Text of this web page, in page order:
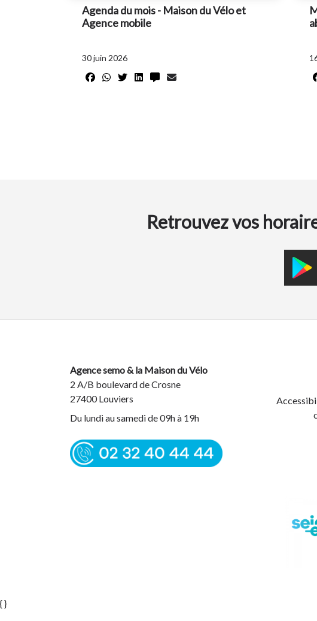
Agenda du mois - Maison du Vélo et
Agence mobile
30 juin 2026
Retrouvez vos
Agence semo & la Maison du Vélo
2 A/B boulevard de Crosne
27400 Louviers
Du lundi au samedi de 09h à 19h
02 32 40 44 44
{}